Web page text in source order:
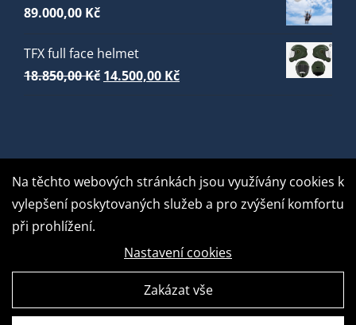
89.000,00 Kč
TFX full face helmet
18.850,00Kč Původní
14.500,00 KčAktuální
GDPR Ready
Na těchto webových stránkách jsou využívány cookies k
vylepšení poskytovaných služeb a pro zvýšení komfortu
při prohlížení.
Nastavení cookies
Zakázat vše